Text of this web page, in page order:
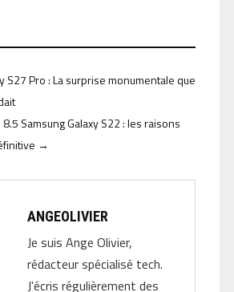
S27 Pro : La surprise monumentale que
Samsung Galaxy S22 : les raisons
→
ANGEOLIVIER
Je suis Ange Olivier,
rédacteur spécialisé tech.
J'écris régulièrement des